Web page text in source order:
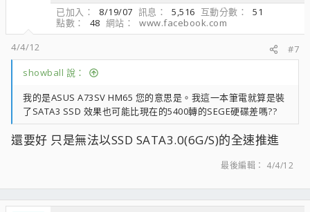
已加入 8/19/07 訊息 5,516 互動分數
51
點數
48 網站
www.facebook.com
4/4/12
#7
showball 說：
我的是ASUS A73SV HM65 您的意思是。我這一本筆電就算是裝
了SATA3 SSD 效果也可能比現在的5400轉的SEGE硬碟差嗎??
還要好 只是無法以SSD SATA3.0(6G/S)的全速推進
最後編輯： 4/4/12